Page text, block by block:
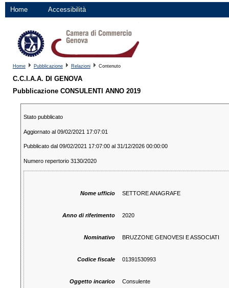
Home Accessibilità
Home Pubblicazione Relazioni Contenuto
C.C.I.A.A. DI GENOVA
Pubblicazione CONSULENTI ANNO 2019
Stato pubblicato
Aggiornato al 09/02/2021 17:07:01
Pubblicato dal 09/02/2021 17:07:00 al 31/12/2026 00:00:00
Numero repertorio 3130/2020
Nome ufficio SETTORE ANAGRAFE
Anno di riferimento 2020
Nominativo BRUZZONE GENOVESI E ASSOCIATI
Codice fiscale 01391530993
Oggetto incarico Consulente